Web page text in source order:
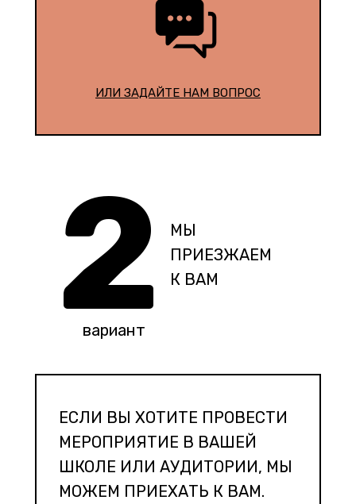
ИЛИ ЗАДАЙТЕ НАМ ВОПРОС
2
МЫ
ПРИЕЗЖАЕМ
К ВАМ
вариант
ЕСЛИ ВЫ ХОТИТЕ ПРОВЕСТИ
МЕРОПРИЯТИЕ В ВАШЕЙ
ШКОЛЕ ИЛИ АУДИТОРИИ, МЫ
МОЖЕМ ПРИЕХАТЬ К ВАМ.